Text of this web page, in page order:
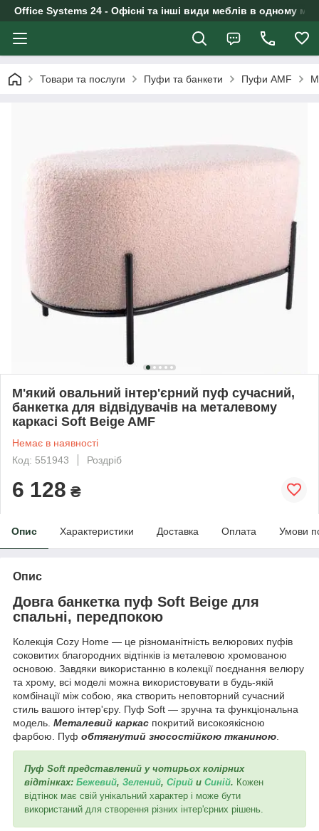
Office Systems 24 - Офісні та інші види меблів в одному
Товари та послуги Пуфи та банкети Пуфи AMF
М'який овальний інтер'єрний пуф сучасний,
банкетка для відвідувачів на металевому
каркасі Soft Beige AMF
Немає в наявності
Код: 551943
Роздріб
6 128 ₴
Опис Характеристики Доставка Оплата Умови
Опис
Довга банкетка пуф Soft Beige для
спальні, передпокою
Колекція Cozy Home — це різноманітність велюрових пуфів
соковитих благородних відтінків із металевою хромованою
основою. Завдяки використанню в колекції поєднання велюру
та хрому, всі моделі можна використовувати в будь-якій
комбінації між собою, яка створить неповторний сучасний
стиль вашого інтер'єру. Пуф Soft — зручна та функціональна
модель. Металевий каркас покритий високоякісною
фарбою. Пуф обтягнутий зносостійкою тканиною.
Пуф Soft представлений у чотирьох колірних
відтінках: Бежевий, Зелений, Сірий и Синій. Кожен
відтінок має свій унікальний характер і може бути
використаний для створення різних інтер'єрних рішень.